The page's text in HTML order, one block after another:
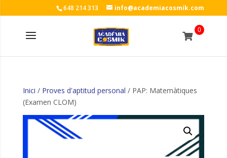
648 214 313 info@academiacosmik.com
0
Inici / Proves d'aptitud personal / PAP: Matemàtiques
(Examen CLOM)